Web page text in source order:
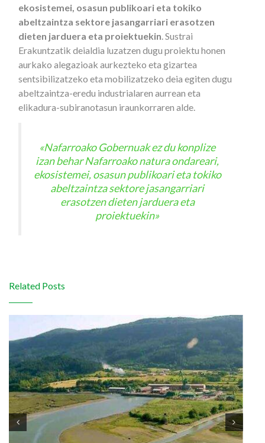
ekosistemei, osasun publikoari eta tokiko
abeltzaintza sektore jasangarriari erasotzen
dieten jarduera eta proiektuekin. Sustrai
Erakuntzatik deialdia luzatzen dugu proiektu honen
aurkako alegazioak aurkezteko eta gizartea
sentsibilizatzeko eta mobilizatzeko deia egiten dugu
abeltzaintza-eredu industrialaren aurrean eta
elikadura-subiranotasun iraunkorraren alde.
«Nafarroako Gobernuak ez du konplize
izan behar Nafarroako natura ondareari,
ekosistemei, osasun publikoari eta tokiko
abeltzaintza sektore jasangarriari
erasotzen dieten jarduera eta
proiektuekin»
Related Posts